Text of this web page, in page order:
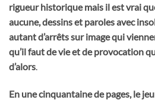
rigueur historique mais il est vrai
aucune, dessins et paroles avec
autant d’arrêts sur image qui
qu’il faut de vie et de provocation
d’alors
En une cinquantaine de pages, le